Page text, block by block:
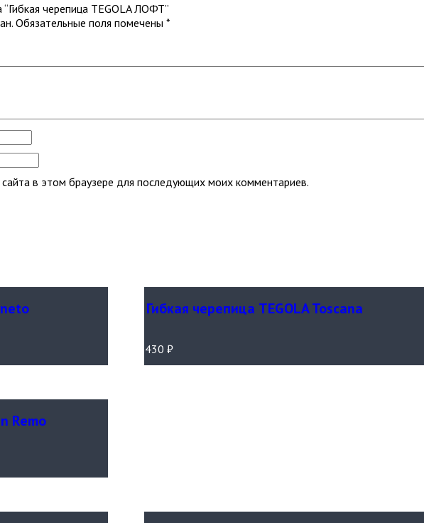
черепица TEGOLA ЛОФТ”
Обязательные поля помечены *
в этом браузере для последующих моих комментариев.
Гибкая черепица TEGOLA Toscana
430 ₽
Remo